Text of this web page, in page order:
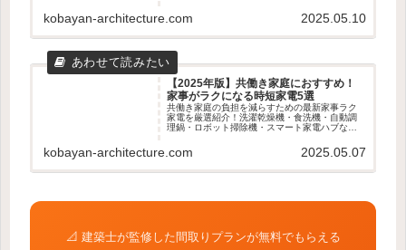
kobayan-architecture.com 2025.05.10
【2025年版】共働き家庭におすすめ！
家事がラクになる時短家電5選
共働き家庭の負担を減らすための最新家事ラク
家電を厳選紹介！洗濯乾燥機・食洗機・自動調
理鍋・ロボット掃除機・スマート家電ハブな
kobayan-architecture.com 2025.05.07
📐 建築士が監修した間取りプランが無料でもらえる